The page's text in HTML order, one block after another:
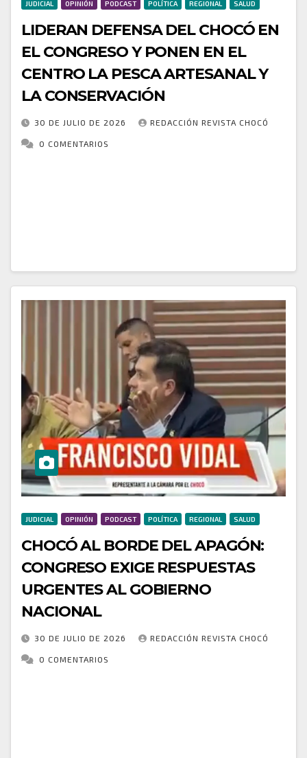
JUDICIAL OPINIÓN PODCAST POLÍTICA REGIONAL SALUD
LIDERAN DEFENSA DEL CHOCÓ EN
EL CONGRESO Y PONEN EN EL
CENTRO LA PESCA ARTESANAL Y
LA CONSERVACIÓN
30 DE JULIO DE 2026 REDACCIÓN REVISTA CHOCÓ
0 COMENTARIOS
JUDICIAL OPINIÓN PODCAST POLÍTICA REGIONAL SALUD
CHOCÓ AL BORDE DEL APAGÓN:
CONGRESO EXIGE RESPUESTAS
URGENTES AL GOBIERNO
NACIONAL
30 DE JULIO DE 2026 REDACCIÓN REVISTA CHOCÓ
0 COMENTARIOS